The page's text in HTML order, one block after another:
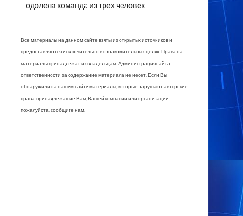
одолела команда из трех человек
Все материалы на данном сайте взяты из открытых источников и
предоставляются исключительно в ознакомительных целях. Права на
материалы принадлежат их владельцам. Администрация сайта
ответственности за содержание материала не несет. Если Вы
обнаружили на нашем сайте материалы, которые нарушают авторские
права, принадлежащие Вам, Вашей компании или организации,
пожалуйста, сообщите нам.